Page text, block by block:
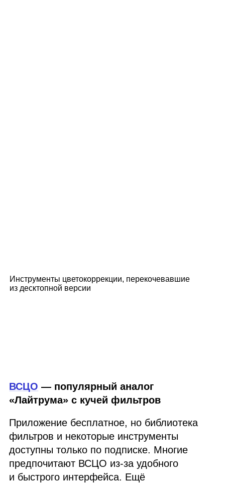
Инструменты цветокоррекции, перекочевавшие
из десктопной версии
ВСЦО — популярный аналог
«Лайтрума» с кучей фильтров
Приложение бесплатное, но библиотека
фильтров и некоторые инструменты
доступны только по подписке. Многие
предпочитают ВСЦО из‑за удобного
и быстрого интерфейса. Ещё